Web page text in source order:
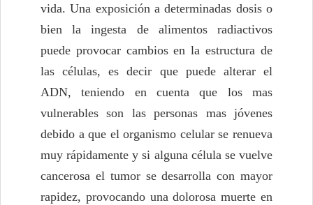
vida. Una exposición a determinadas dosis o
bien la ingesta de alimentos radiactivos
puede provocar cambios en la estructura de
las células, es decir que puede alterar el
ADN, teniendo en cuenta que los mas
vulnerables son las personas mas jóvenes
debido a que el organismo celular se renueva
muy rápidamente y si alguna célula se vuelve
cancerosa el tumor se desarrolla con mayor
rapidez, provocando una dolorosa muerte en